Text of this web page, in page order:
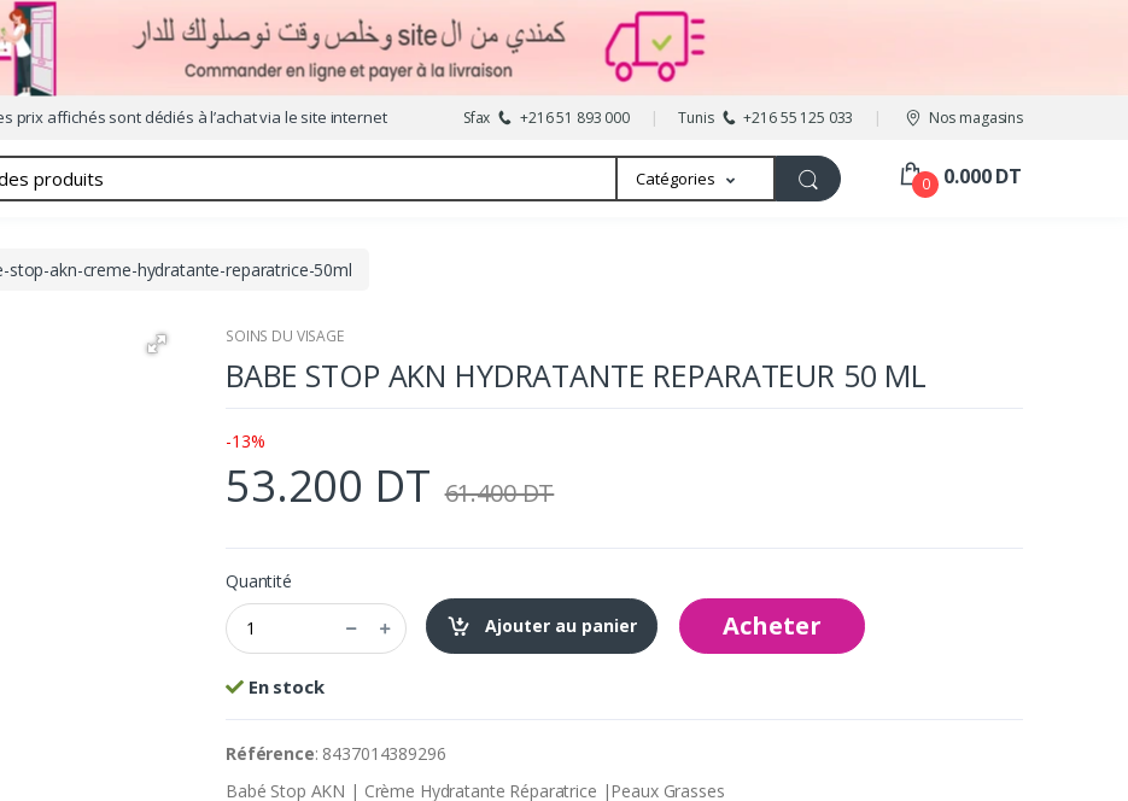
prix affichés sont dédiés à l’achat via le site internet Sfax +216 51 893 000 Tunis +216 55 125 033 Nos magasins
Catégories 0 0.000 DT
stop-akn-creme-hydratante-reparatrice-50ml
SOINS DU VISAGE
BABE STOP AKN HYDRATANTE REPARATEUR 50 ML
-13%
53.200 DT 61.400 DT
Quantité
Ajouter au panier
Acheter
En stock
Référence: 8437014389296
Babé Stop AKN | Crème Hydratante Réparatrice |Peaux Grasses